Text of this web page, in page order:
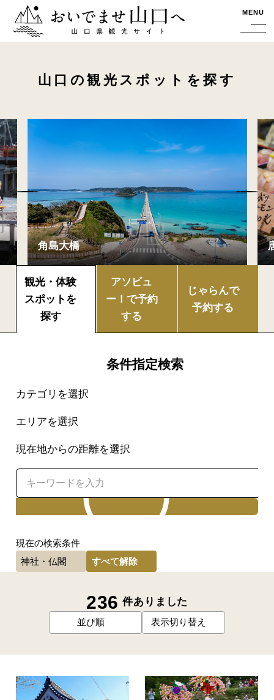
おいでませ山口へー山口県観光サイト MENU
山口の観光スポットを探す
観光・体験
スポットを
探す
アソビュ
ー！で予約
する
じゃらんで
予約する
条件指定検索
カテゴリを選択
エリアを選択
現在地からの距離を選択
現在の検索条件
神社・仏閣
すべて解除
236 件ありました
並び順 表示切り替え